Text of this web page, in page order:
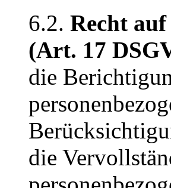
6.2. Recht
(Art. 17
die
die